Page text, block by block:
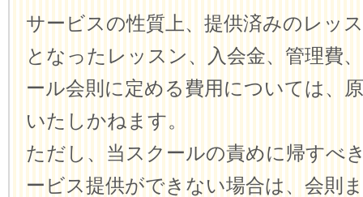
サービスの性質上、提供済みのレッ
となったレッスン、入会金、管理費
ール会則に定める費用については、
いたしかねます。
ただし、当スクールの責めに帰すべ
ービス提供ができない場合は、会則